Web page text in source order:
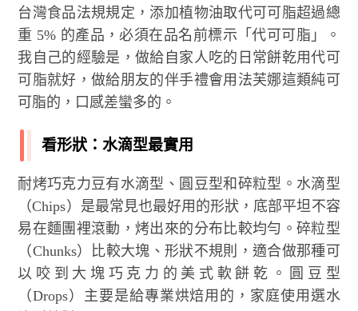
台灣食品法規規定，添加植物油取代可可脂超過總
重 5% 的產品，必須在品名前標示「代可可脂」。
我自己的經驗是，做給自家人吃的日常餅乾用代可
可脂就好，做給朋友的伴手禮會用法芙娜這類純可
可脂的，口感差蠻多的。
看形狀：水滴型最實用
耐烤巧克力豆有水滴型、圓豆型和碎粒型。水滴型
（Chips）是最常見也最好用的形狀，底部平坦不容
易在麵團裡滾動，烤出來的分布比較均勻。碎粒型
（Chunks）比較大塊、形狀不規則，適合做那種可
以咬到大塊巧克力的美式軟餅乾。圓豆型
（Drops）主要是給專業烘焙用的，家庭使用選水